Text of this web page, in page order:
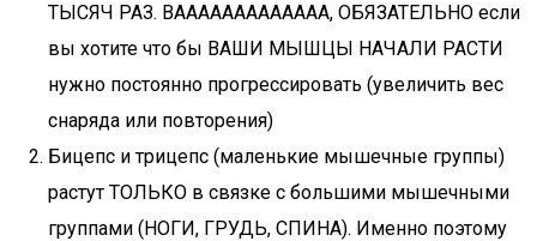
ТЫСЯЧ РАЗ. ВААААААААААААА, ОБЯЗАТЕЛЬНО если
вы хотите что бы ВАШИ МЫШЦЫ НАЧАЛИ РАСТИ
нужно постоянно прогрессировать (увеличить вес
снаряда или повторения)
Бицепс и трицепс (маленькие мышечные группы)
растут ТОЛЬКО в связке с большими мышечными
группами (НОГИ, ГРУДЬ, СПИНА). Именно поэтому